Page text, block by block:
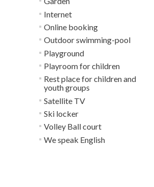
Internet
Online booking
Outdoor swimming-pool
Playground
Playroom for children
Rest place for children and
youth groups
Satellite TV
Ski locker
Volley Ball court
We speak English